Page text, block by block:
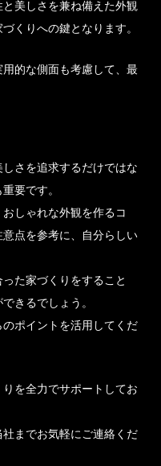
美しさを兼ね備えた外観
くりへの鍵となります。
的な側面も考慮して、最
さを追求するだけではな
要です。
しゃれな外観を作るコ
点を参考に、自分らしい
た家づくりをすること
きるでしょう。
ポイントを活用してくだ
を全力でサポートしてお
までお気軽にご連絡くだ